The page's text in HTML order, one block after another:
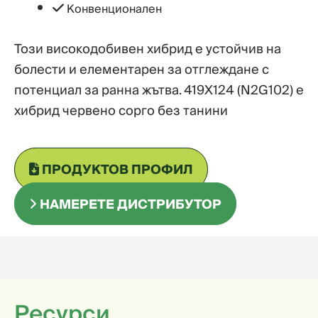
Конвенционален
Този високодобивен хибрид е устойчив на
болести и елементарен за отглеждане с
потенциал за ранна жътва. 419X124 (N2G102) е
хибрид червено сорго без танини
ПРОДУКТОВ ПРОФИЛ
НАМЕРЕТЕ ДИСТРИБУТОР